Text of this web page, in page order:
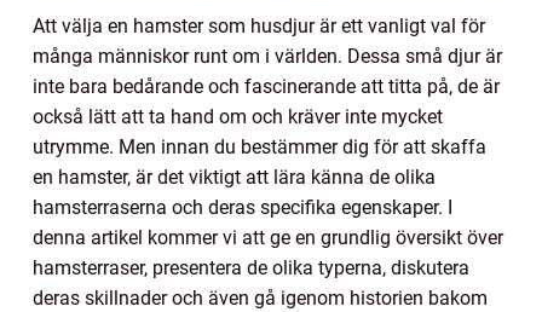
Att välja en hamster som husdjur är ett vanligt val för
många människor runt om i världen. Dessa små djur är
inte bara bedårande och fascinerande att titta på, de är
också lätt att ta hand om och kräver inte mycket
utrymme. Men innan du bestämmer dig för att skaffa
en hamster, är det viktigt att lära känna de olika
hamsterraserna och deras specifika egenskaper. I
denna artikel kommer vi att ge en grundlig översikt över
hamsterraser, presentera de olika typerna, diskutera
deras skillnader och även gå igenom historien bakom